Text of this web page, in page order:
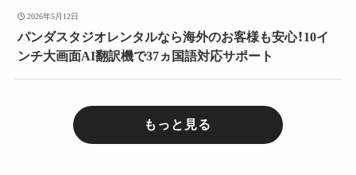
2026年5月12日
パンダスタジオレンタルなら海外のお客様も安心！10イ
ンチ大画面AI翻訳機で37ヵ国語対応サポート
もっと見る